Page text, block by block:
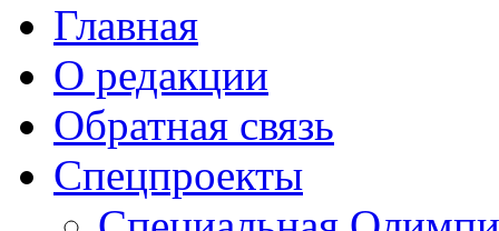
Главная
О редакции
Обратная связь
Спецпроекты